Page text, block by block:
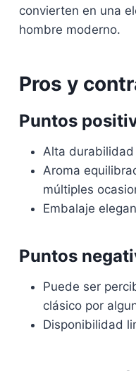
convierten en una
hombre moderno.
Pros y
Puntos
Alta
Aroma
múltiples
Embalaje
Puntos
Puede ser
clásico por
Disponibilidad